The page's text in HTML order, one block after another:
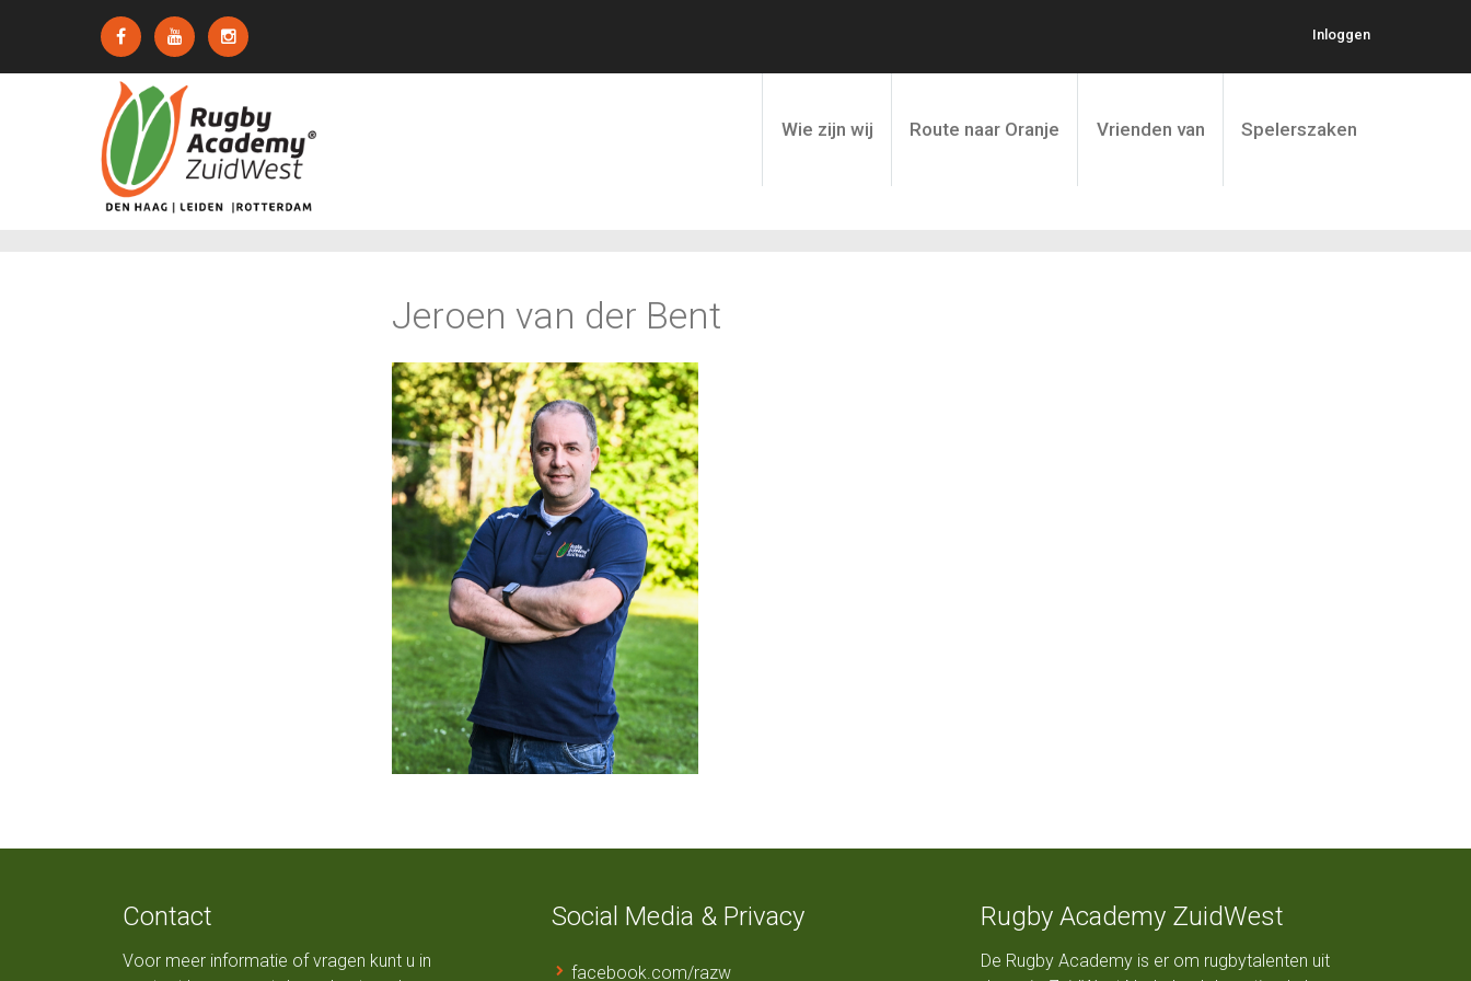
Inloggen
Wie zijn wij Route naar Oranje Vrienden van Spelerszaken
Jeroen van der Bent
Contact
Voor meer informatie of vragen kunt u in
Social Media & Privacy
facebook.com/razw
Rugby Academy ZuidWest
De Rugby Academy is er om rugbytalenten uit